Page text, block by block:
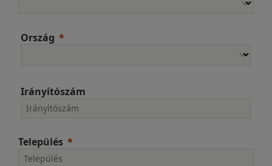
Ország
Irányítószám
Település